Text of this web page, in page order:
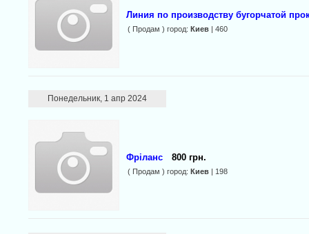
Линия по производству бугорчатой
( Продам ) город: Киев| 460
Понедельник, 1 апр 2024
Фріланс 800 грн.
( Продам ) город: Киев| 198